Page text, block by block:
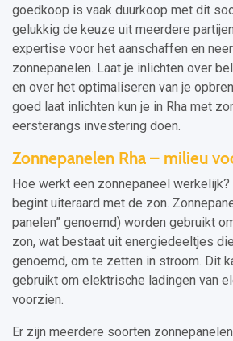
goedkoop is vaak duurkoop met dit
gelukkig de keuze uit meerdere
expertise voor het aanschaffen en
zonnepanelen. Laat je inlichten over
en over het optimaliseren van je
goed laat inlichten kun je in Rha met
eersterangs investering doen.
Zonnepanelen Rha – milieu
Hoe werkt een zonnepaneel
begint uiteraard met de zon.
panelen” genoemd) worden gebruikt
zon, wat bestaat uit energiedeeltjes
genoemd, om te zetten in stroom. Dit
gebruikt om elektrische ladingen van
voorzien.
Er zijn meerdere soorten